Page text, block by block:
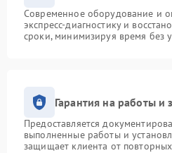
Современное оборудование и
экспресс-диагностику и
сроки, минимизируя время без
Гарантия на работы и
Предоставляется
выполненные работы и
защищает клиента от